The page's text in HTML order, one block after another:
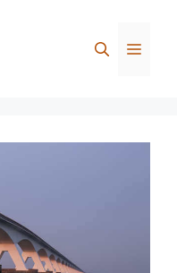
Menu